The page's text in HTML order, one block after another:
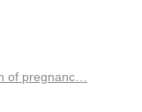
of pregnanc…